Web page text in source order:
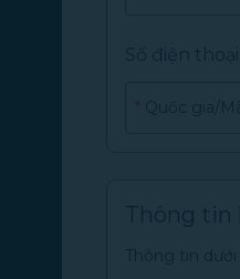
Số điện thoại
Quốc gia/
Thông tin
Thông tin